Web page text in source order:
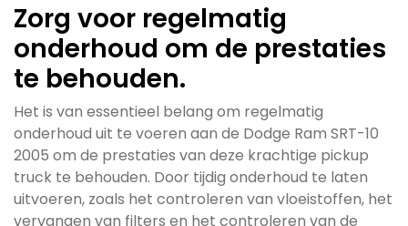
Zorg voor regelmatig
onderhoud om de prestaties
te behouden.
Het is van essentieel belang om regelmatig
onderhoud uit te voeren aan de Dodge Ram SRT-10
2005 om de prestaties van deze krachtige pickup
truck te behouden. Door tijdig onderhoud te laten
uitvoeren, zoals het controleren van vloeistoffen, het
vervangen van filters en het controleren van de